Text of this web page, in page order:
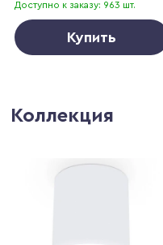
Доступно к заказу: 963 шт.
Купить
Коллекция